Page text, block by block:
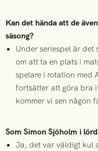
Kan det hända att de
säsong?
Under seriespel är
om att ta en plats i
spelare i rotation med
fortsätter att göra bra
kommer vi sen någon
Som Simon Sjöholm i
Ja, det var väldigt kul